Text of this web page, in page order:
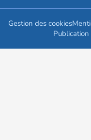
Gestion des cookies